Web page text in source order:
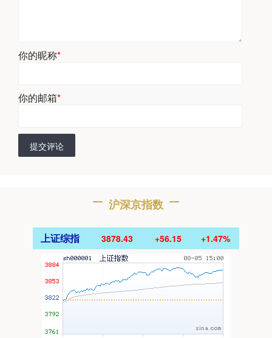
你的昵称*
你的邮箱*
提交评论
沪深京指数
上证综指 3878.43 +56.15 +1.47%